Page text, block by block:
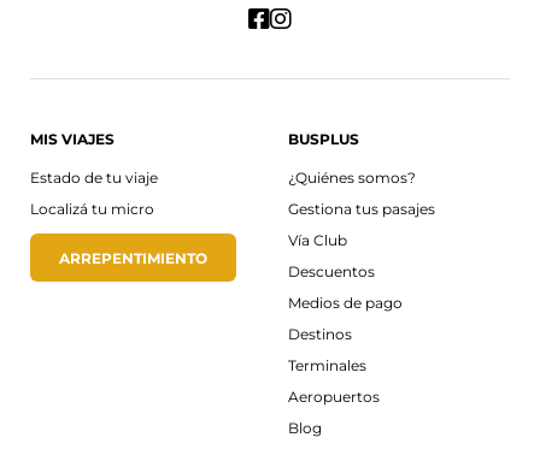
MIS VIAJES
Estado de tu viaje
Localizá tu micro
ARREPENTIMIENTO
BUSPLUS
¿Quiénes somos?
Gestiona tus pasajes
Vía Club
Descuentos
Medios de pago
Destinos
Terminales
Aeropuertos
Blog